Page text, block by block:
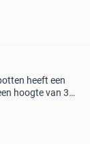
heeft een
hoogte van 38